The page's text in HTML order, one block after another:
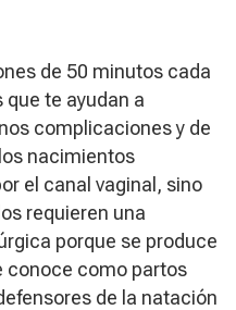
de 50 minutos cada
te ayudan a
complicaciones y de
nacimientos
el canal vaginal, sino
requieren una
porque se produce
conoce como partos
de la natación